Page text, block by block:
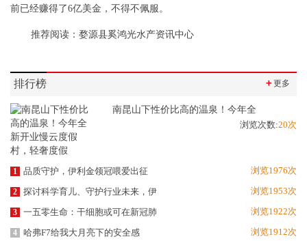
前已经赚得了6亿美金，不得不佩服。
推荐阅读： 婺源县奚鸿光水产资讯中心
排行榜 ＋更多
南昆山下性价比高的温泉！今年全
浏览次数:20次
1 品质守护，伊利金领冠喂爱出征 浏览1976次
2 探讨科学育儿、守护行业未来，伊 浏览1953次
3 一五零生命：干细胞或可在新冠肺 浏览1922次
4 哈弗F7给我大月亮下的安全感 浏览1912次